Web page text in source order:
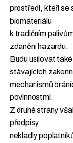
prostředí, kteří se
biomateriálu
k tradičním
zdanění hazardu.
Budu usilovat
stávajících
mechanismů
povinnostmi.
Z druhé strany
předpisy
nekladly